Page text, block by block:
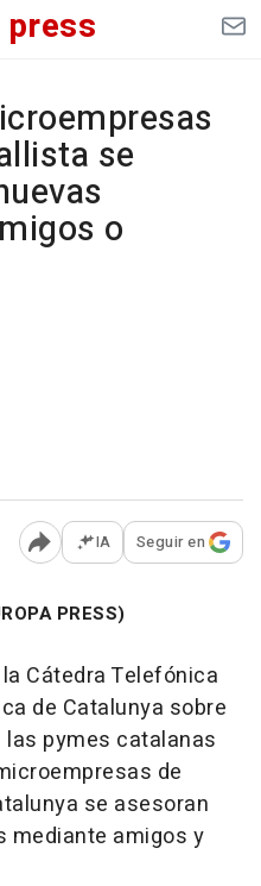
press
se
o
Abrir opciones para
IA Seguir en
PRESS)
Cátedra Telefónica
de Catalunya sobre
pymes catalanas
de
se asesoran
mediante amigos y